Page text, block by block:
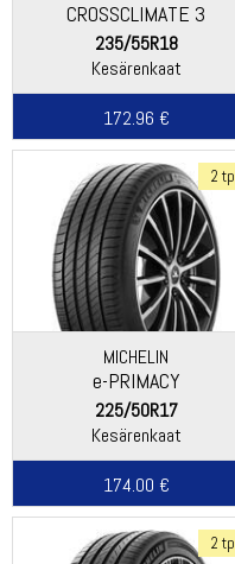
CROSSCLIMATE 3
235/55R18
Kesärenkaat
172.96 €
2 tp
MICHELIN
e-PRIMACY
225/50R17
Kesärenkaat
174.00 €
2 tp